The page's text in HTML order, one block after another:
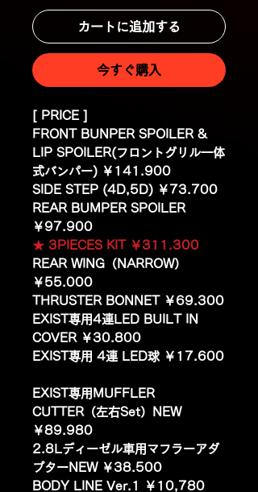
カートに追加する
今すぐ購入
[ PRICE ]
FRONT BUNPER SPOILER &
LIP SPOILER(フロントグリル一体
式バンパー) ￥141.900
SIDE STEP (4D,5D) ￥73.700
REAR BUMPER SPOILER
￥97.900
★ 3PIECES KIT ￥311.300
REAR WING（NARROW）
￥55.000
THRUSTER BONNET ￥69.300
EXIST専用4連LED BUILT IN
COVER ￥30.800
EXIST専用 4連 LED球 ￥17.600
EXIST専用MUFFLER
CUTTER（左右Set）NEW
￥89.980
2.8Lディーゼル車用マフラーアダ
プターNEW ￥38.500
BODY LINE Ver.1 ￥10,780